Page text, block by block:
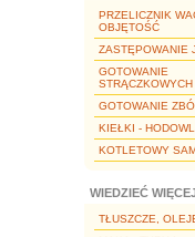
PRZELICZNIK
OBJĘTOŚĆ
ZASTĘPOWANIE
GOTOWANIE
STRĄCZKOWYCH
GOTOWANIE
KIEŁKI -
KOTLETOWY
WIEDZIEĆ
TŁUSZCZE,